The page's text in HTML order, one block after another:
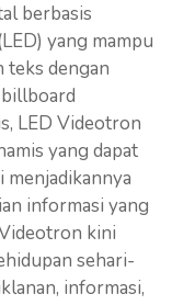
berbasis
yang mampu
teks dengan
LED Videotron
yang dapat
menjadikannya
informasi yang
kini
sehari-
informasi,